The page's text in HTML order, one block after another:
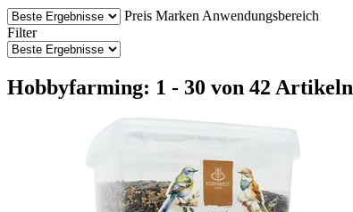
Preis Marken Anwendungsbereich
Filter
Hobbyfarming: 1 - 30 von 42 Artikeln